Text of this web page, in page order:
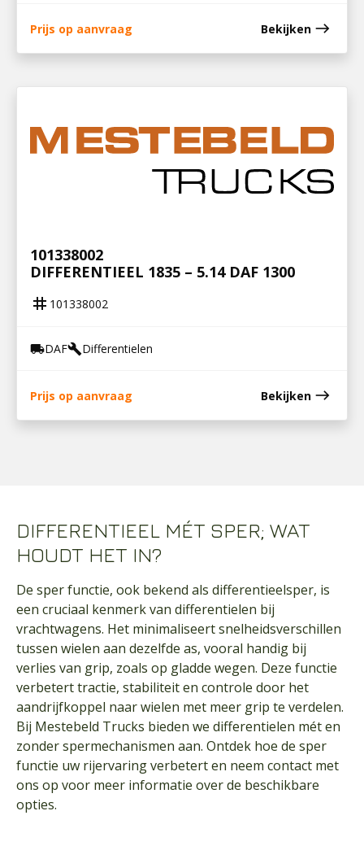
Prijs op aanvraag Bekijken east
101338002
DIFFERENTIEEL 1835 – 5.14 DAF 1300
tag 101338002
local_shippingDAFbuildDifferentielen
Prijs op aanvraag Bekijken east
DIFFERENTIEEL MÉT SPER; WAT
HOUDT HET IN?
De sper functie, ook bekend als differentieelsper, is
een cruciaal kenmerk van differentielen bij
vrachtwagens. Het minimaliseert snelheidsverschillen
tussen wielen aan dezelfde as, vooral handig bij
verlies van grip, zoals op gladde wegen. Deze functie
verbetert tractie, stabiliteit en controle door het
aandrijfkoppel naar wielen met meer grip te verdelen.
Bij Mestebeld Trucks bieden we differentielen mét en
zonder spermechanismen aan. Ontdek hoe de sper
functie uw rijervaring verbetert en neem contact met
ons op voor meer informatie over de beschikbare
opties.